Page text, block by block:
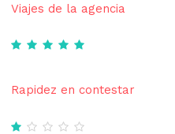
Viajes de la agencia
Rapidez en contestar